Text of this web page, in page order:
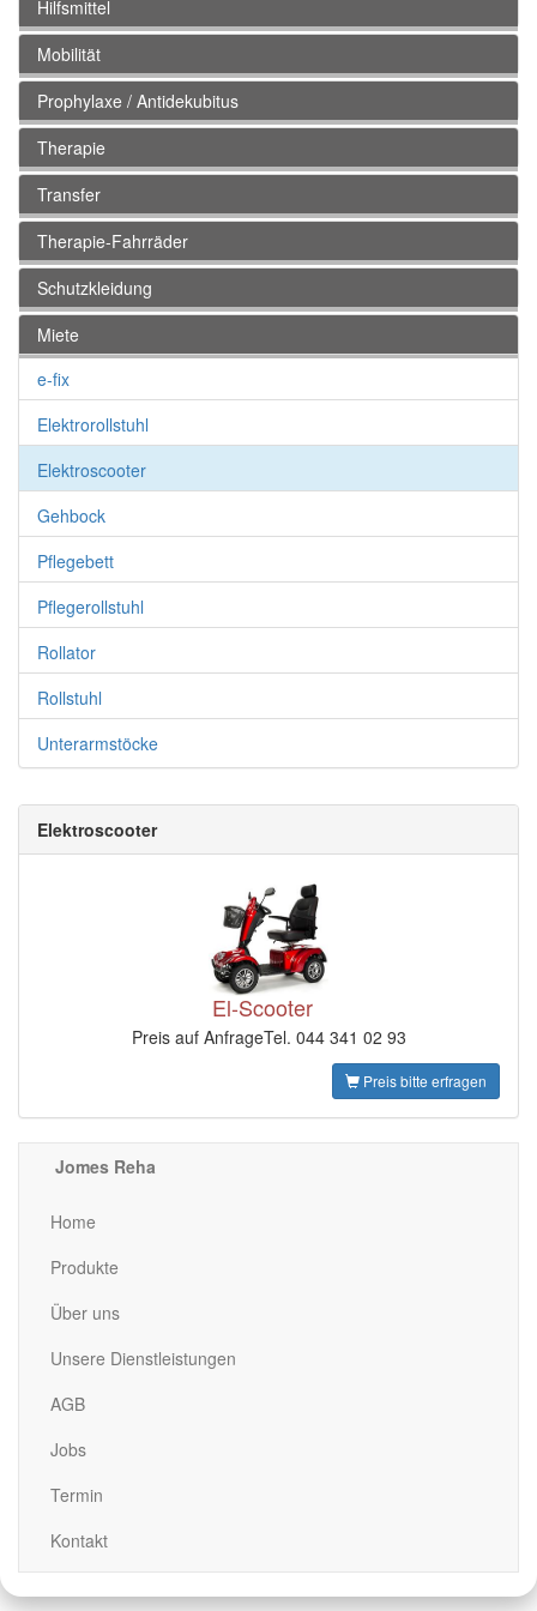
Hilfsmittel
Mobilität
Prophylaxe / Antidekubitus
Therapie
Transfer
Therapie-Fahrräder
Schutzkleidung
Miete
e-fix
Elektrorollstuhl
Elektroscooter
Gehbock
Pflegebett
Pflegerollstuhl
Rollator
Rollstuhl
Unterarmstöcke
Elektroscooter
El-Scooter
Preis auf AnfrageTel. 044 341 02 93
Preis bitte erfragen
Jomes Reha
Home
Produkte
Über uns
Unsere Dienstleistungen
AGB
Jobs
Termin
Kontakt